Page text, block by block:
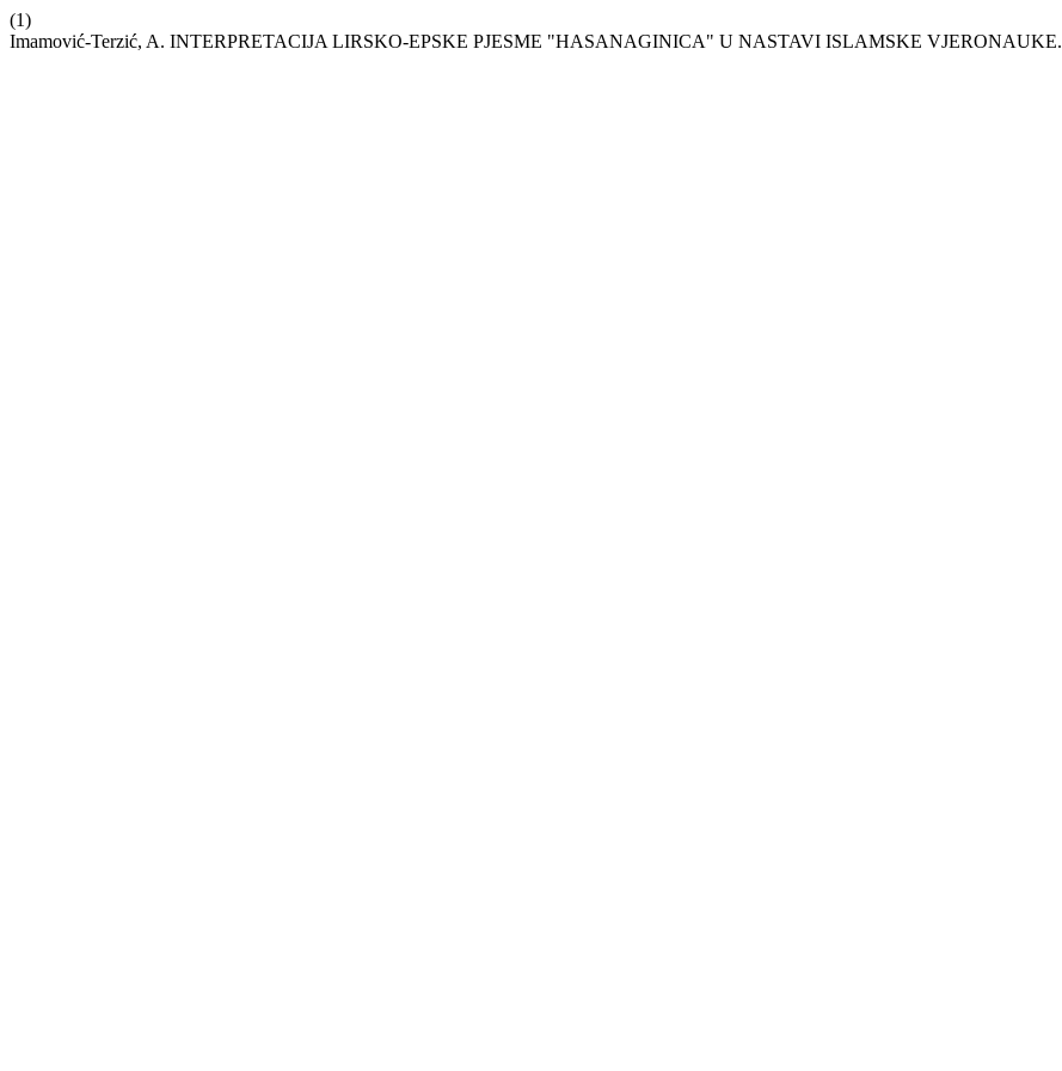
(1)
Imamović-Terzić, A. INTERPRETACIJA LIRSKO-EPSKE PJESME "HASANAGINICA" U NASTAVI ISLAMSKE VJERONAUKE.